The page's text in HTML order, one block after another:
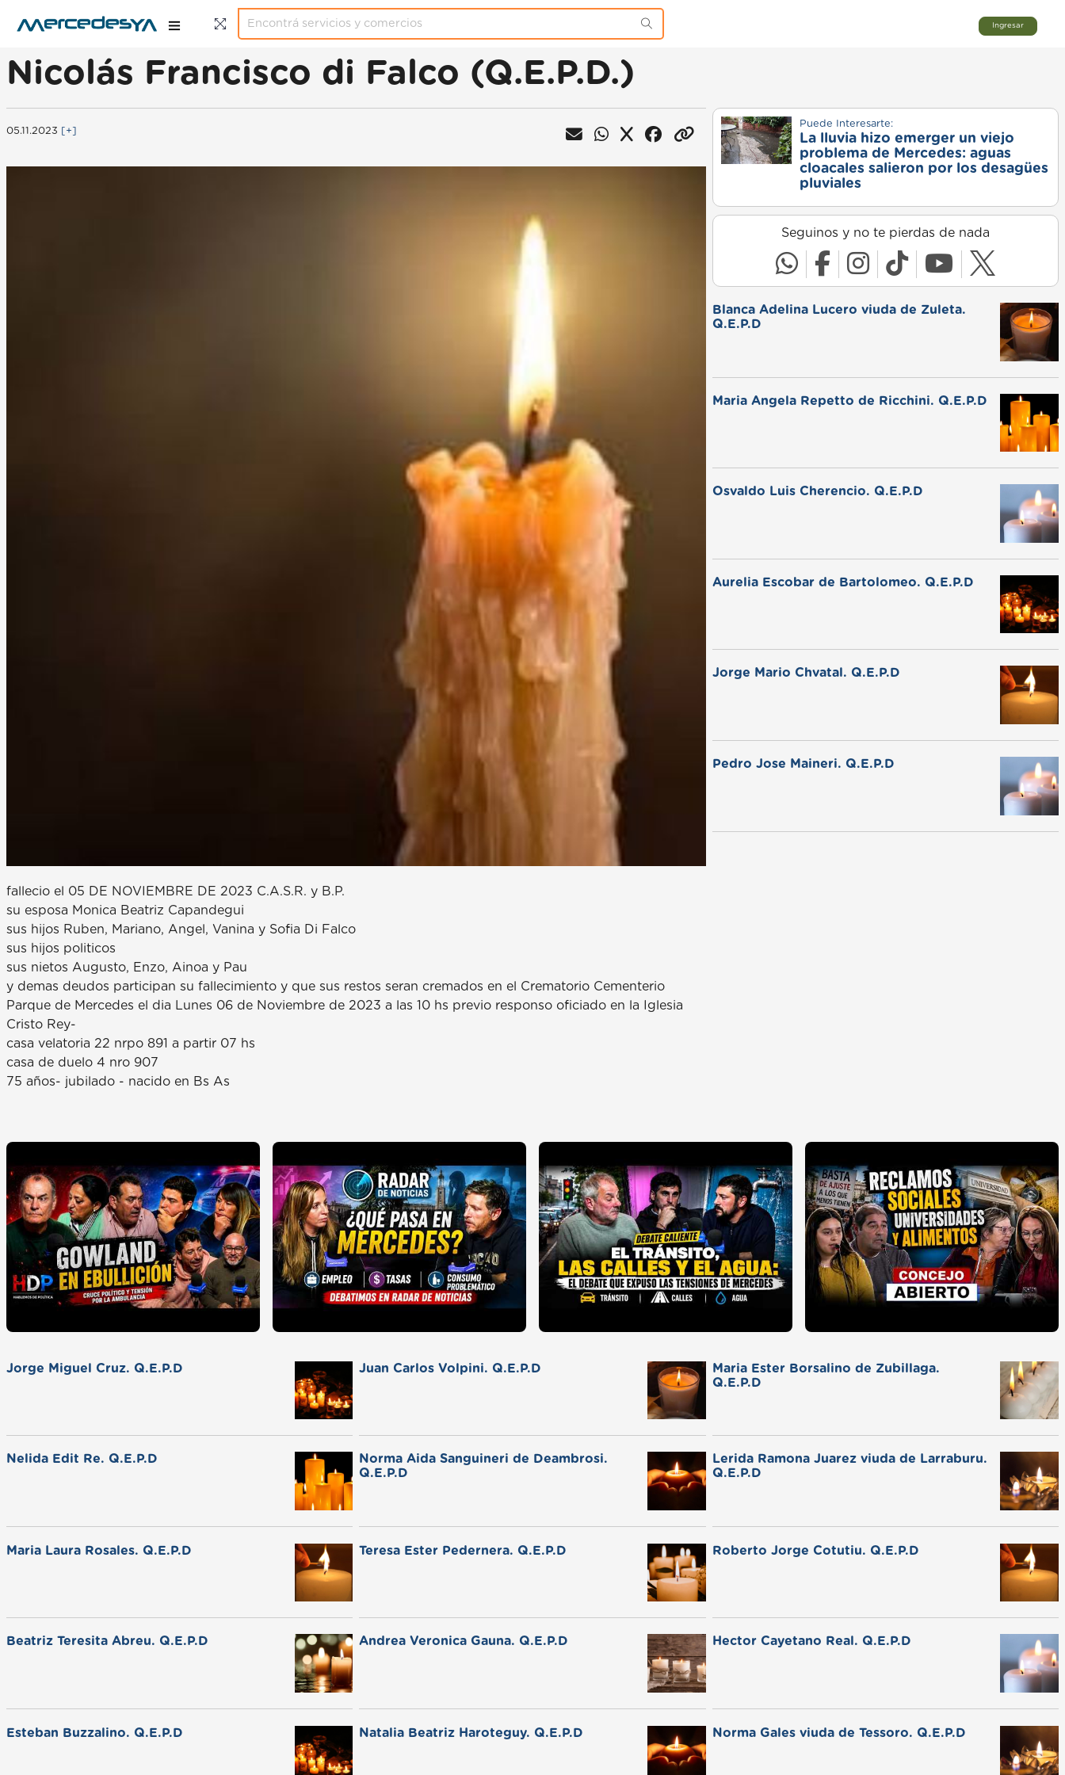
Ingresar
Nicolás Francisco di Falco (Q.E.P.D.)
05.11.2023 [+]
fallecio el 05 DE NOVIEMBRE DE 2023 C.A.S.R. y B.P.
su esposa Monica Beatriz Capandegui
sus hijos Ruben, Mariano, Angel, Vanina y Sofia Di Falco
sus hijos politicos
sus nietos Augusto, Enzo, Ainoa y Pau
y demas deudos participan su fallecimiento y que sus restos seran cremados en el Crematorio Cementerio
Parque de Mercedes el dia Lunes 06 de Noviembre de 2023 a las 10 hs previo responso oficiado en la Iglesia
Cristo Rey-
casa velatoria 22 nrpo 891 a partir 07 hs
casa de duelo 4 nro 907
75 años- jubilado - nacido en Bs As
Puede Interesarte:
La lluvia hizo emerger un viejo
problema de Mercedes: aguas
cloacales salieron por los desagües
pluviales
Seguinos y no te pierdas de nada
Blanca Adelina Lucero viuda de Zuleta.
Q.E.P.D
Maria Angela Repetto de Ricchini. Q.E.P.D
Osvaldo Luis Cherencio. Q.E.P.D
Aurelia Escobar de Bartolomeo. Q.E.P.D
Jorge Mario Chvatal. Q.E.P.D
Pedro Jose Maineri. Q.E.P.D
Jorge Miguel Cruz. Q.E.P.D Juan Carlos Volpini. Q.E.P.D
Maria Ester Borsalino de Zubillaga.
Q.E.P.D
Nelida Edit Re. Q.E.P.D
Norma Aida Sanguineri de Deambrosi.
Q.E.P.D
Lerida Ramona Juarez viuda de Larraburu.
Q.E.P.D
Maria Laura Rosales. Q.E.P.D Teresa Ester Pedernera. Q.E.P.D Roberto Jorge Cotutiu. Q.E.P.D
Beatriz Teresita Abreu. Q.E.P.D Andrea Veronica Gauna. Q.E.P.D Hector Cayetano Real. Q.E.P.D
Esteban Buzzalino. Q.E.P.D Natalia Beatriz Haroteguy. Q.E.P.D Norma Gales viuda de Tessoro. Q.E.P.D